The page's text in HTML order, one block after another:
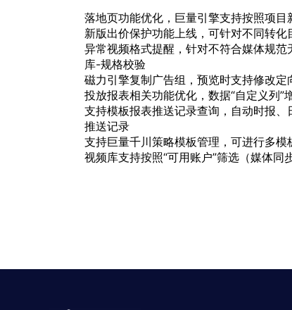
落地页功能优化，巨量引擎支持按照项
新版出价保护功能上线，可针对不同转
异常视频格式提醒，针对不符合媒体规
库-规格校验
磁力引擎复制广告组，预览时支持修改定
投放报表相关功能优化，数据“自定义列
支持模板报表推送记录查询，自动时报
推送记录
支持巨量千川策略模板管理，可进行多
视频库支持按照“可用账户”筛选（媒体